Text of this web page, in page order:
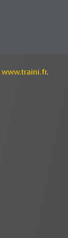
www.traini.fr.